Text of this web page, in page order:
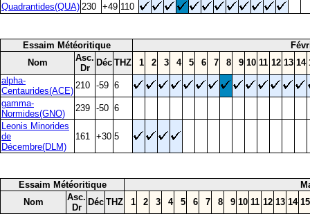
Quadrantides(QUA) 230 +49 110
Essaim Météoritique
Nom
Asc.
Dr
Déc THZ 1 2 3 4 5 6 7 8 9 10 11 12 13 14
alpha-
Centaurides(ACE)
210 -59 6
gamma-
Normides(GNO)
239 -50 6
Leonis Minorides
de
Décembre(DLM)
161 +30 5
Essaim Météoritique
Nom
Asc.
Dr
Déc THZ 1 2 3 4 5 6 7 8 9 10 11 12 13 14 15